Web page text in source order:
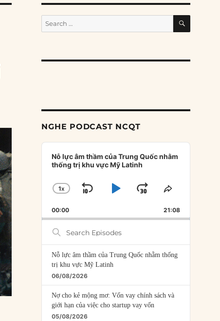
Search
for:
SEARCH
NGHE PODCAST NCQT
Audio
Player
Nỗ lực âm thầm của Trung Quốc nhằm
thống trị khu vực Mỹ Latinh
CHANGE
RATE
1X
SKIP
BACKWARD
PLAYJUMP
FORWARD
SHARE
EPISODE
00:00 21:08
Search
Episodes
Nỗ lực âm thầm của Trung Quốc nhằm thống
trị khu vực Mỹ Latinh
06/08/2026
Nợ cho kẻ mộng mơ: Vốn vay chính sách và
giới hạn của việc cho startup vay vốn
05/08/2026